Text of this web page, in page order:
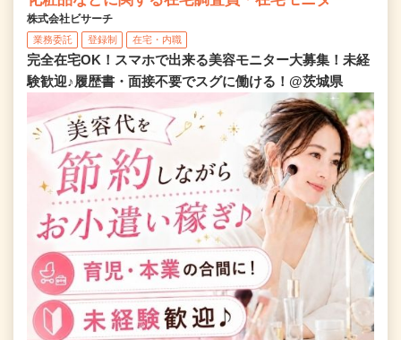
株式会社ビサーチ
業務委託 登録制 在宅・内職
完全在宅OK！スマホで出来る美容モニター大募集！未経
験歓迎♪履歴書・面接不要でスグに働ける！@茨城県